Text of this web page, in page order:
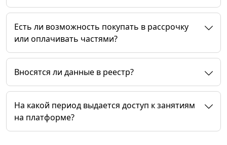
Есть ли возможность покупать в рассрочку
или оплачивать частями?
Вносятся ли данные в реестр?
На какой период выдается доступ к занятиям
на платформе?